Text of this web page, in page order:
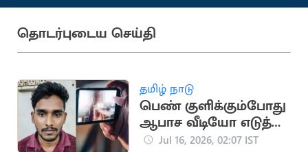
தொடர்புடைய செய்தி
தமிழ் நாடு
பெண் குளிக்கும்போது
ஆபாச வீடியோ எடுத்த
இளைஞர் கைது
Jul 16, 2026, 02:07 IST